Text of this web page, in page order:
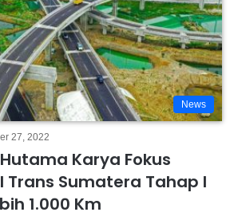
News
27, 2022
Karya Fokus
Trans Sumatera Tahap I
1.000 Km